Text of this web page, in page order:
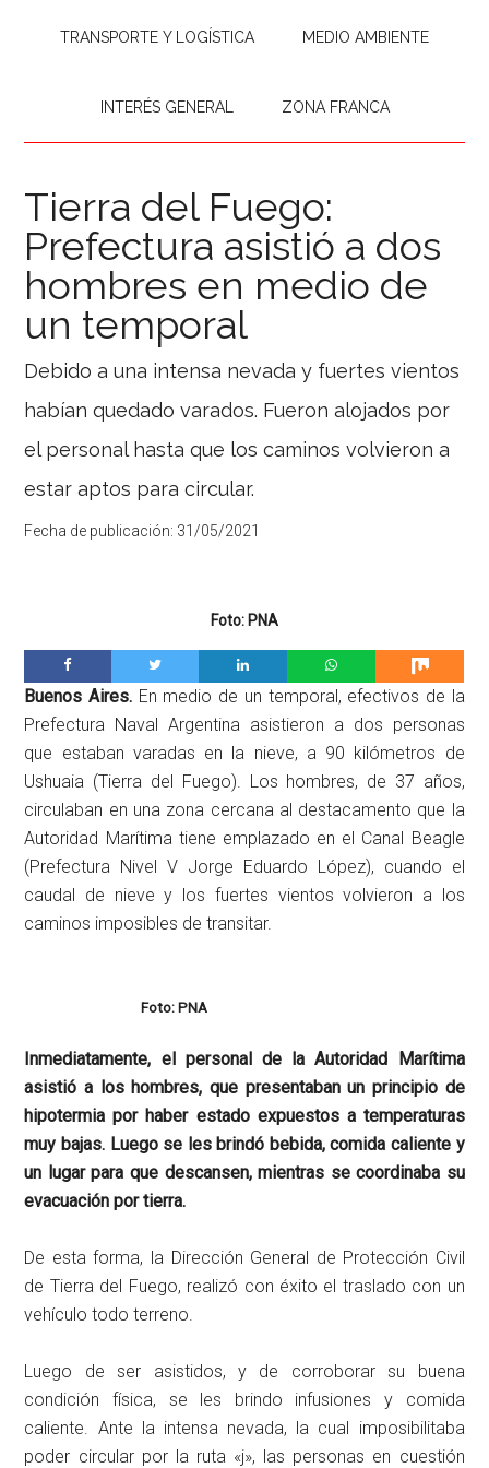
TRANSPORTE Y LOGÍSTICA MEDIO AMBIENTE
INTERÉS GENERAL ZONA FRANCA
Tierra del Fuego:
Prefectura asistió a dos
hombres en medio de
un temporal
Debido a una intensa nevada y fuertes vientos
habían quedado varados. Fueron alojados por
el personal hasta que los caminos volvieron a
estar aptos para circular.
Fecha de publicación: 31/05/2021
Foto: PNA
Buenos Aires. En medio de un temporal, efectivos de la
Prefectura Naval Argentina asistieron a dos personas
que estaban varadas en la nieve, a 90 kilómetros de
Ushuaia (Tierra del Fuego). Los hombres, de 37 años,
circulaban en una zona cercana al destacamento que la
Autoridad Marítima tiene emplazado en el Canal Beagle
(Prefectura Nivel V Jorge Eduardo López), cuando el
caudal de nieve y los fuertes vientos volvieron a los
caminos imposibles de transitar.
Foto: PNA
Inmediatamente, el personal de la Autoridad Marítima
asistió a los hombres, que presentaban un principio de
hipotermia por haber estado expuestos a temperaturas
muy bajas. Luego se les brindó bebida, comida caliente y
un lugar para que descansen, mientras se coordinaba su
evacuación por tierra.
De esta forma, la Dirección General de Protección Civil
de Tierra del Fuego, realizó con éxito el traslado con un
vehículo todo terreno.
Luego de ser asistidos, y de corroborar su buena
condición física, se les brindo infusiones y comida
caliente. Ante la intensa nevada, la cual imposibilitaba
poder circular por la ruta «j», las personas en cuestión